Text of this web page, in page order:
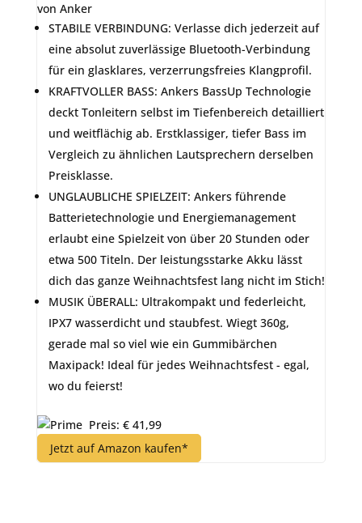
von Anker
STABILE VERBINDUNG: Verlasse dich jederzeit auf
eine absolut zuverlässige Bluetooth-Verbindung
für ein glasklares, verzerrungsfreies Klangprofil.
KRAFTVOLLER BASS: Ankers BassUp Technologie
deckt Tonleitern selbst im Tiefenbereich detailliert
und weitflächig ab. Erstklassiger, tiefer Bass im
Vergleich zu ähnlichen Lautsprechern derselben
Preisklasse.
UNGLAUBLICHE SPIELZEIT: Ankers führende
Batterietechnologie und Energiemanagement
erlaubt eine Spielzeit von über 20 Stunden oder
etwa 500 Titeln. Der leistungsstarke Akku lässt
dich das ganze Weihnachtsfest lang nicht im Stich!
MUSIK ÜBERALL: Ultrakompakt und federleicht,
IPX7 wasserdicht und staubfest. Wiegt 360g,
gerade mal so viel wie ein Gummibärchen
Maxipack! Ideal für jedes Weihnachtsfest - egal,
wo du feierst!
Preis: € 41,99
Jetzt auf Amazon kaufen*